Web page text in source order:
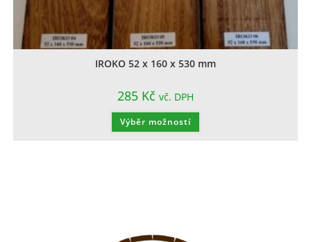
IROKO 52 x 160 x 530 mm
285 Kč vč. DPH
Výběr možností